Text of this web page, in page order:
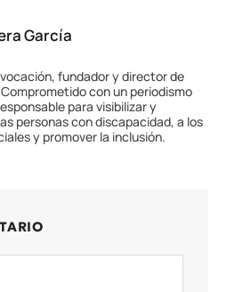
García
fundador y director de
con un periodismo
para visibilizar y
personas con discapacidad, a los
y promover la inclusión.